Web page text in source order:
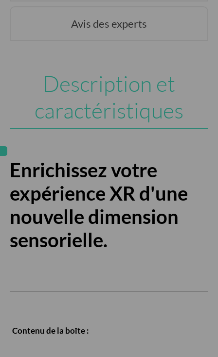
Avis des experts
Description et
caractéristiques
Enrichissez votre
expérience XR d'une
nouvelle dimension
sensorielle.
Contenu de la boîte :